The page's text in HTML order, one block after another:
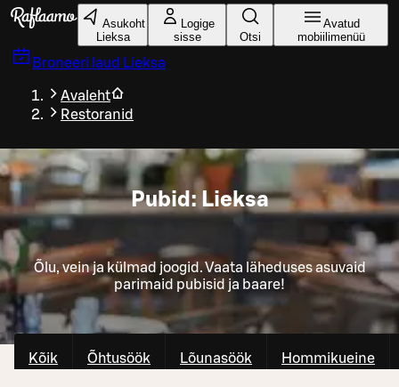
Liigu peamise sisu juurde
Asukoht
Lieksa
Logige
sisse
Otsi
Avatud
mobiilimenüü
Broneeri laud Lieksa
Avaleht
Restoranid
Pubid: Lieksa
Õlu, vein ja külmad joogid. Vaata läheduses asuvaid
parimaid pubisid ja baare!
Kõik Õhtusöök Lõunasöök Hommikueine